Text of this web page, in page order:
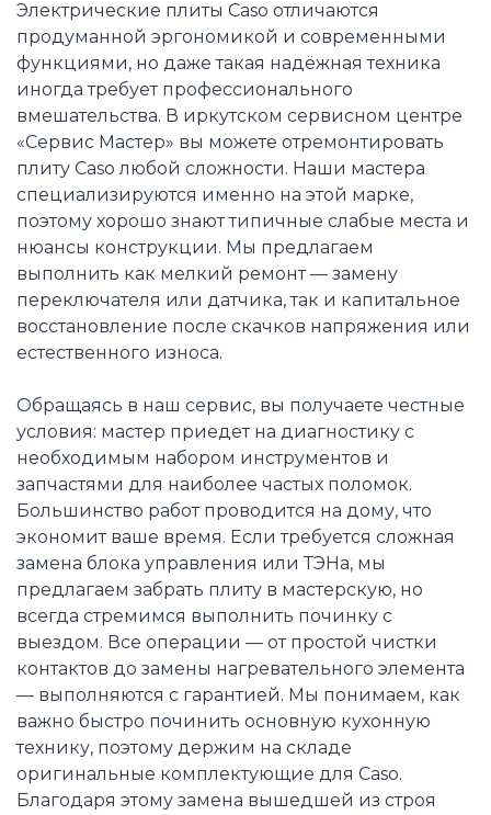
Электрические плиты Caso отличаются
продуманной эргономикой и современными
функциями, но даже такая надёжная техника
иногда требует профессионального
вмешательства. В иркутском сервисном центре
«Сервис Мастер» вы можете отремонтировать
плиту Caso любой сложности. Наши мастера
специализируются именно на этой марке,
поэтому хорошо знают типичные слабые места и
нюансы конструкции. Мы предлагаем
выполнить как мелкий ремонт — замену
переключателя или датчика, так и капитальное
восстановление после скачков напряжения или
естественного износа.
Обращаясь в наш сервис, вы получаете честные
условия: мастер приедет на диагностику с
необходимым набором инструментов и
запчастями для наиболее частых поломок.
Большинство работ проводится на дому, что
экономит ваше время. Если требуется сложная
замена блока управления или ТЭНа, мы
предлагаем забрать плиту в мастерскую, но
всегда стремимся выполнить починку с
выездом. Все операции — от простой чистки
контактов до замены нагревательного элемента
— выполняются с гарантией. Мы понимаем, как
важно быстро починить основную кухонную
технику, поэтому держим на складе
оригинальные комплектующие для Caso.
Благодаря этому замена вышедшей из строя